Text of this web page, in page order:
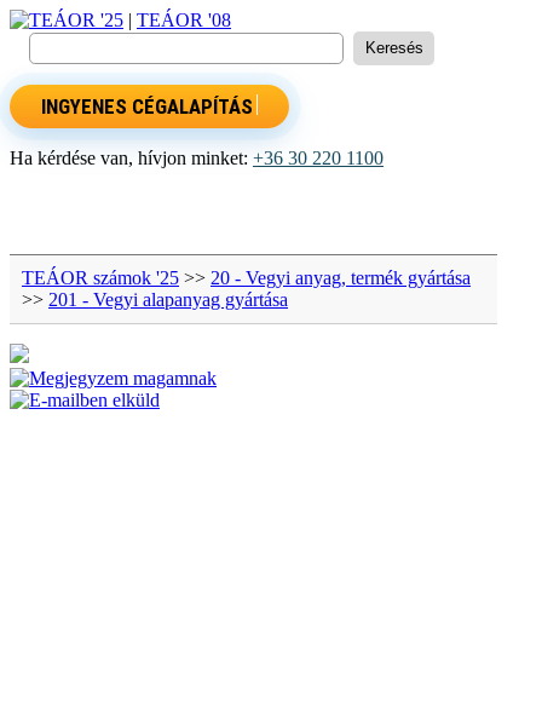
TEÁOR '25 | TEÁOR '08
INGYENES CÉGALAPÍTÁS
Ha kérdése van, hívjon minket: +36 30 220 1100
TEÁOR számok '25 >> 20 - Vegyi anyag, termék gyártása
>> 201 - Vegyi alapanyag gyártása